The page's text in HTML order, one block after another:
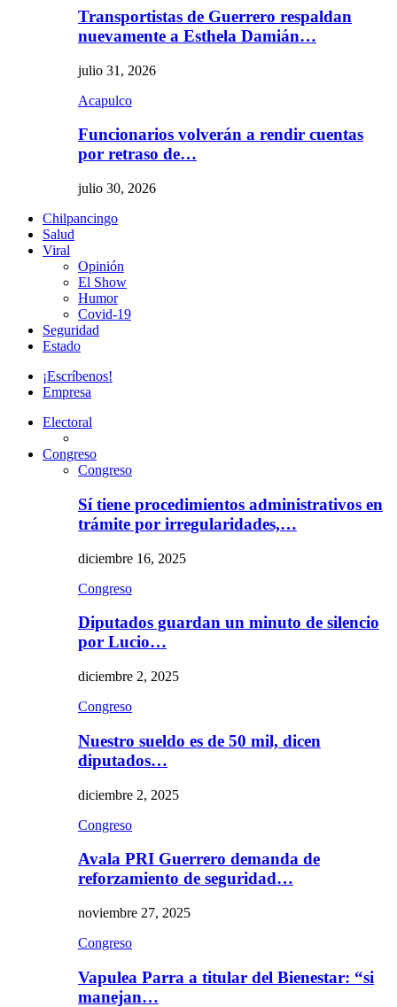
Transportistas de Guerrero respaldan
nuevamente a Esthela Damián…
julio 31, 2026
Acapulco
Funcionarios volverán a rendir cuentas
por retraso de…
julio 30, 2026
Chilpancingo
Salud
Viral
Opinión
El Show
Humor
Covid-19
Seguridad
Estado
¡Escríbenos!
Empresa
Electoral
Congreso
Congreso
Sí tiene procedimientos administrativos en
trámite por irregularidades,…
diciembre 16, 2025
Congreso
Diputados guardan un minuto de silencio
por Lucio…
diciembre 2, 2025
Congreso
Nuestro sueldo es de 50 mil, dicen
diputados…
diciembre 2, 2025
Congreso
Avala PRI Guerrero demanda de
reforzamiento de seguridad…
noviembre 27, 2025
Congreso
Vapulea Parra a titular del Bienestar: “si
manejan…